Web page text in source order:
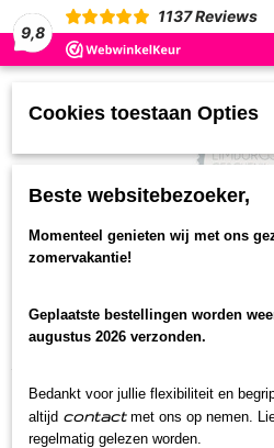
9,8
1137 Reviews
Home>Streekproducten>
Nostalgie drop
Cookies toestaan Opties
Beste websitebezoeker,
Momenteel genieten wij met ons
zomervakantie!
Geplaatste bestellingen worden
augustus 2026 verzonden.
Bedankt voor jullie flexibiliteit en
altijd contactmet ons op nemen.
regelmatig gelezen worden.